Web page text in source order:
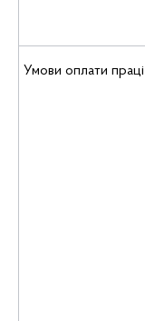
Умови оплати праці